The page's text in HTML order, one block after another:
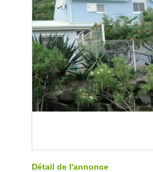
Détail de l'annonce